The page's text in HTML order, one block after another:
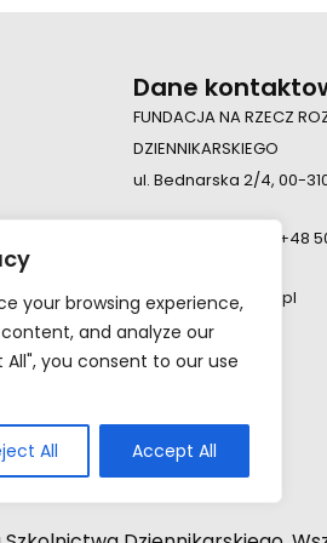
your browsing experience,
and analyze our
you consent to our use
All Accept All
Dane
FUNDACJA NA RZECZ
DZIENNIKARSKIEGO
ul. Bednarska 2/4, 00-
+48 22 55 23 924, +48
fundacja@fsd.edu.pl